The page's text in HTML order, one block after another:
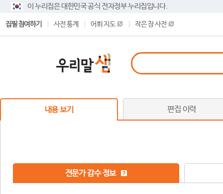
이 누리집은 대한민국 공식 전자정부 누리집입니다.
집필 참여하기 사전 통계 어휘 지도 작은 창 사전
내용 보기 편집 이력
전문가 감수 정보